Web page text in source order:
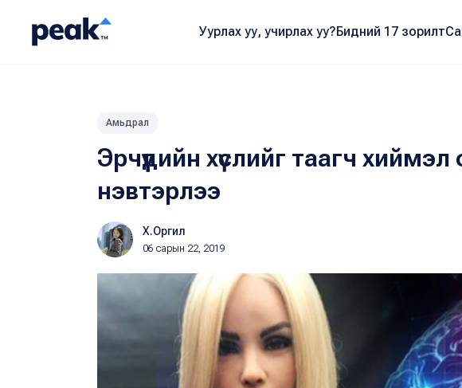
Уурлах уу, учирлах уу?Бидний 17 зорилт
Амьдрал
Эрчүүдийн хүслийг таагч
нэвтэрлээ
Х.Оргил
06 сарын 22, 2019